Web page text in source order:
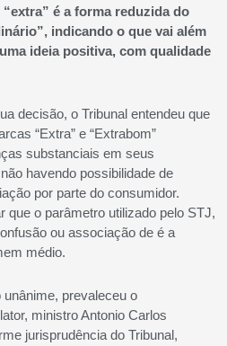
é a forma reduzida do
indicando o que vai além
ideia positiva, com qualidade
decisão, o Tribunal entendeu que
“Extra” e “Extrabom”
substanciais em seus
havendo possibilidade de
por parte do consumidor.
que o parâmetro utilizado pelo STJ,
ou associação de é a
médio.
prevaleceu o
ministro Antonio Carlos
jurisprudência do Tribunal,